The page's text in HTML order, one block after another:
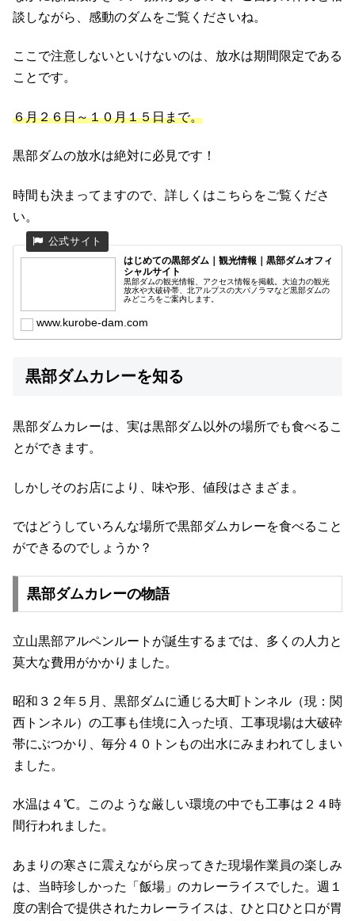
談しながら、感動のダムをご覧くださいね。
ここで注意しないといけないのは、放水は期間限定である
ことです。
６月２６日～１０月１５日まで。
黒部ダムの放水は絶対に必見です！
時間も決まってますので、詳しくはこちらをご覧くださ
い。
はじめての黒部ダム｜観光情報｜黒部ダムオフィ
シャルサイト
黒部ダムの観光情報、アクセス情報を掲載。大迫力の観光
放水や大破砕帯、北アルプスの大パノラマなど黒部ダムの
みどころをご案内します。
www.kurobe-dam.com
黒部ダムカレーを知る
黒部ダムカレーは、実は黒部ダム以外の場所でも食べるこ
とができます。
しかしそのお店により、味や形、値段はさまざま。
ではどうしていろんな場所で黒部ダムカレーを食べること
ができるのでしょうか？
黒部ダムカレーの物語
立山黒部アルペンルートが誕生するまでは、多くの人力と
莫大な費用がかかりました。
昭和３２年５月、黒部ダムに通じる大町トンネル（現：関
西トンネル）の工事も佳境に入った頃、工事現場は大破砕
帯にぶつかり、毎分４０トンもの出水にみまわれてしまい
ました。
水温は４℃。このような厳しい環境の中でも工事は２４時
間行われました。
あまりの寒さに震えながら戻ってきた現場作業員の楽しみ
は、当時珍しかった「飯場」のカレーライスでした。週１
度の割合で提供されたカレーライスは、ひと口ひと口が胃